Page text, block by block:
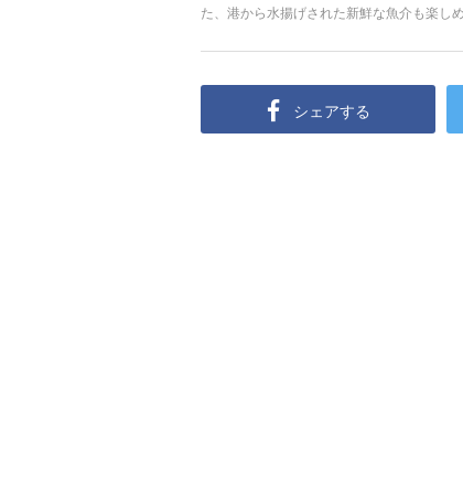
た、港から水揚げされた新鮮な魚介も楽し
シェアする